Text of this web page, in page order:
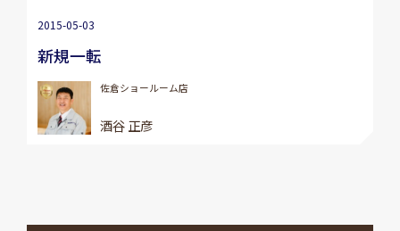
2015-05-03
新規一転
佐倉ショールーム店
酒谷 正彦